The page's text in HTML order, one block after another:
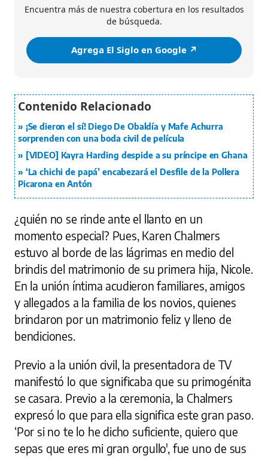
Encuentra más de nuestra cobertura en los resultados
de búsqueda.
Agrega El Siglo en Google ↗️
¡Se dieron el sí! Diego De Obaldía y Mafe Achurra
sorprenden con una boda civil de película
[VIDEO] Kayra Harding despide a su príncipe en Ghana
‘La chichi de papá’ encabezará el Desfile de la Pollera
Picarona en Antón
¿quién no se rinde ante el llanto en un
momento especial? Pues, Karen Chalmers
estuvo al borde de las lágrimas en medio del
brindis del matrimonio de su primera hija, Nicole.
En la unión íntima acudieron familiares, amigos
y allegados a la familia de los novios, quienes
brindaron por un matrimonio feliz y lleno de
bendiciones.
Previo a la unión civil, la presentadora de TV
manifestó lo que significaba que su primogénita
se casara. Previo a la ceremonia, la Chalmers
expresó lo que para ella significa este gran paso.
‘Por si no te lo he dicho suficiente, quiero que
sepas que eres mi gran orgullo', fue uno de sus